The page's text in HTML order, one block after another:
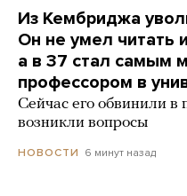
Из Кембриджа
Он не умел читать
а в 37 стал самым
профессором в
Сейчас его обвинили в
возникли вопросы
НОВОСТИ 6 минут назад